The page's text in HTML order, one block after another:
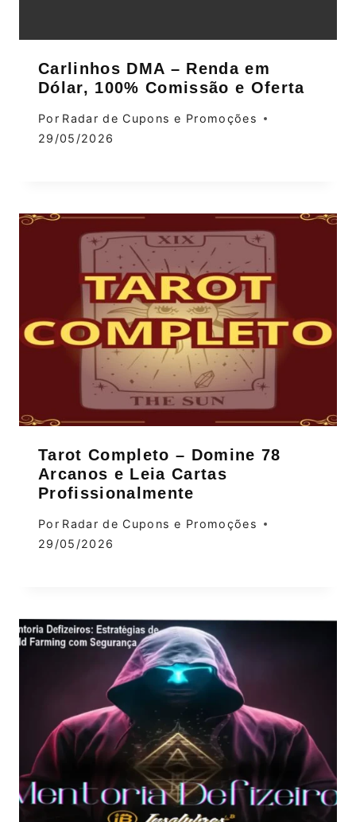
Carlinhos DMA – Renda em
Dólar, 100% Comissão e Oferta
Por Radar de Cupons e Promoções
29/05/2026
Tarot Completo – Domine 78
Arcanos e Leia Cartas
Profissionalmente
Por Radar de Cupons e Promoções
29/05/2026